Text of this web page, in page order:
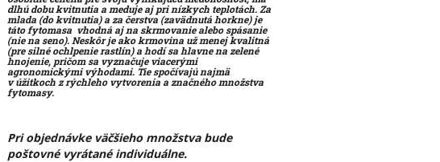
dlhú dobu kvitnutia a meduje aj pri nízkych teplotách. Za
mlada (do kvitnutia) a za čerstva (zavädnutá horkne) je
táto fytomasa vhodná aj na skrmovanie alebo spásanie
(nie na seno). Neskôr je ako krmovina už menej kvalitná
(pre silné ochlpenie rastlín) a hodí sa hlavne na zelené
hnojenie, pričom sa vyznačuje viacerými
agronomickými výhodami. Tie spočívajú najmä
v úžitkoch z rýchleho vytvorenia a značného množstva
fytomasy.
Pri objednávke väčšieho množstva bude
poštovné vyrátané individuálne.